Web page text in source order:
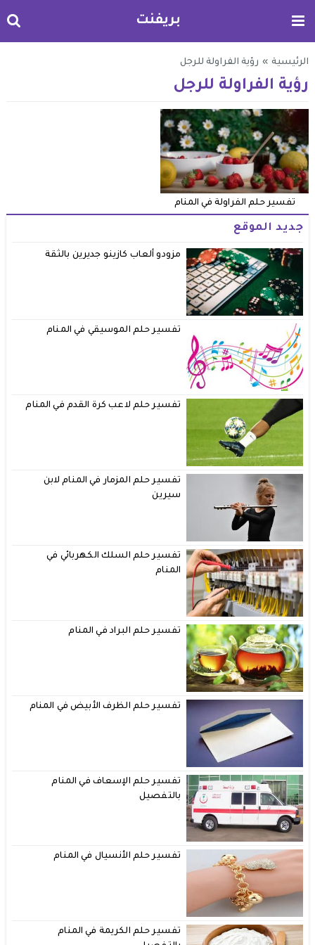
بريفنت
الرئيسية » رؤية الفراولة للرجل
رؤية الفراولة للرجل
تفسير حلم الفراولة في المنام
جديد الموقع
مزودو ألعاب كازينو جديرين بالثقة
تفسير حلم الموسيقي في المنام
تفسير حلم لاعب كرة القدم في المنام
تفسير حلم المزمار في المنام لابن
سيرين
تفسير حلم السلك الكهربائي في
المنام
تفسير حلم البراد في المنام
تفسير حلم الظرف الأبيض في المنام
تفسير حلم الإسعاف في المنام
بالتفصيل
تفسير حلم الأنسيال في المنام
تفسير حلم الكريمة في المنام